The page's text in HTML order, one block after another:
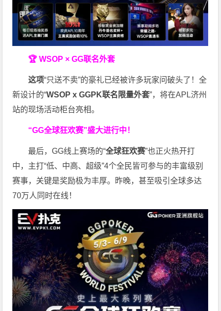
🏆 WSOP × GG联名外套
这项“只送不卖”的豪礼已经被许多玩家问破头了！全
新设计的“WSOP x GGPK联名限量外套”，将在APL济州
站的现场活动柜台亮相。
“GG全球狂欢赛”盛大进行中！
最后，GG线上赛场的“全球狂欢赛”也正火热开打
中，主打“低、中高、超级”4个全民皆可参与的丰富级别
赛事，关键是奖励极为丰厚。 昨晚，甚至吸引全球多达
70万人同时在线！